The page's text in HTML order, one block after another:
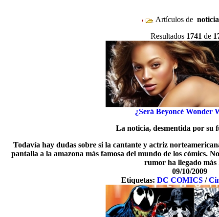
Artículos de
Resultados 1741 de
¿Será Beyoncé Wonder
La noticia, desmentida por su
Todavía hay dudas sobre si la cantante y actriz
pantalla a la amazona más famosa del mundo de los cómics.
rumor ha llegado más
09/10/2009
Etiquetas: DC COMICS /